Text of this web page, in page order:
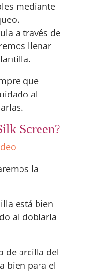
mediante
a través de
llenar
que
al
Screen?
la
está bien
al doblarla
de arcilla del
bien para el